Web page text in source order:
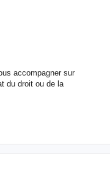
accompagner sur
du droit ou de la